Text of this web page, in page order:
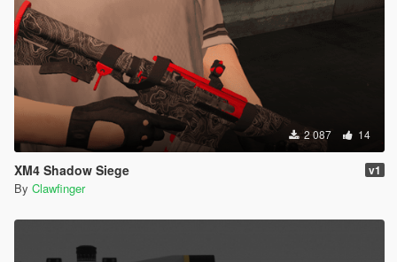
2 087 14
XM4 Shadow Siege v1
By Clawfinger